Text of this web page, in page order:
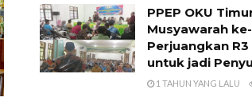
PPEP OKU
Musyawarah ke-
Perjuangkan R3
untuk jadi
1 TAHUN YANG LALU